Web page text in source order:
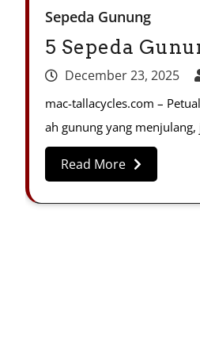
Sepeda Gunung
5 Sepeda
December 23, 2025
mac-tallacycles.com –
ah gunung yang
Read More